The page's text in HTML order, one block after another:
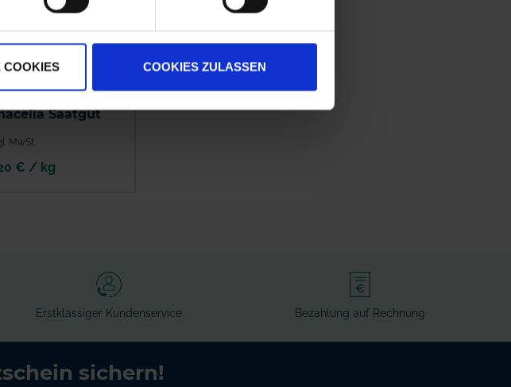
COOKIES COOKIES ZULASSEN
Saatgut
MwSt.
€ / kg
Erstklassiger Kundenservice Bezahlung auf Rechnung
sichern!